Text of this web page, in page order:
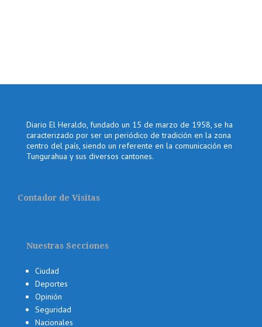
Diario El Heraldo, fundado un 15 de marzo de 1958, se ha
caracterizado por ser un periódico de tradición en la zona
centro del país, siendo un referente en la comunicación en
Tungurahua y sus diversos cantones.
Contador de Visitas
Nuestras Secciones
Ciudad
Deportes
Opinión
Seguridad
Nacionales